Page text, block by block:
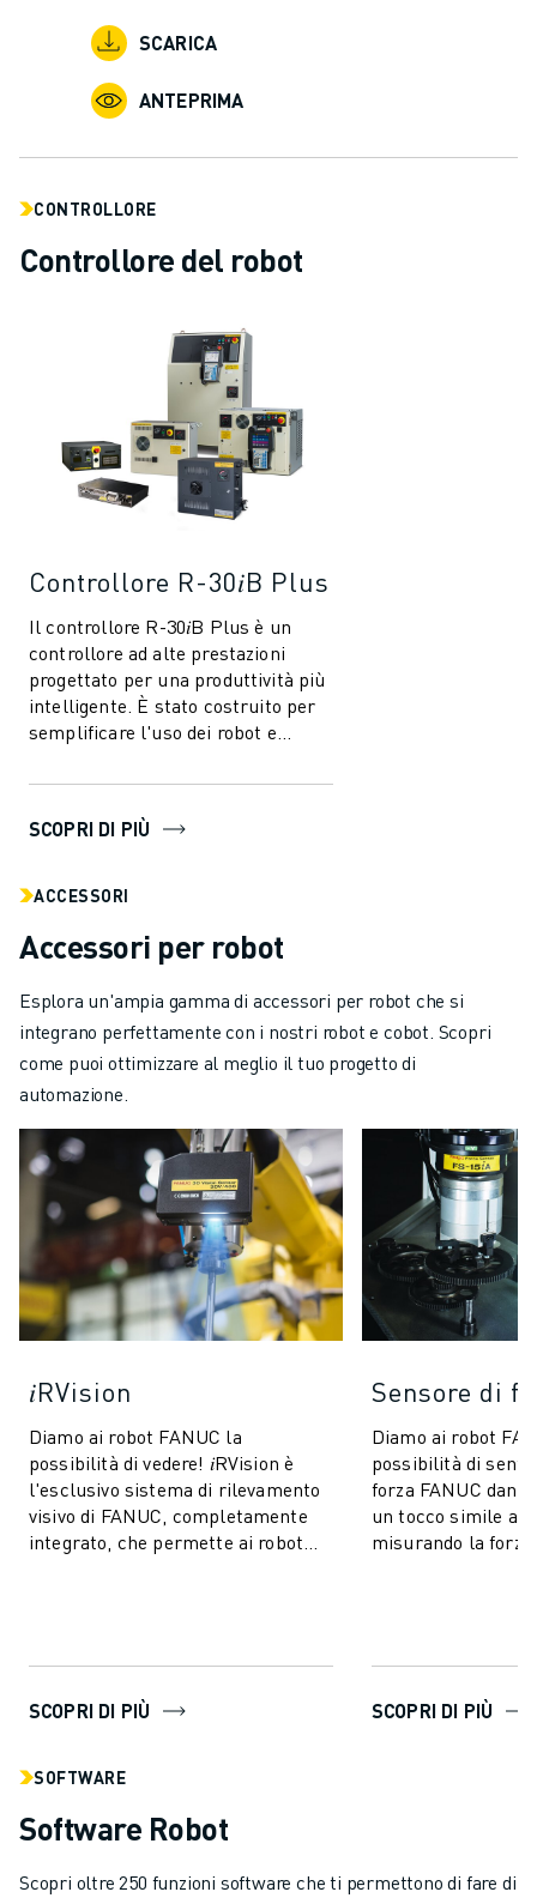
NOTE LEGALI
SCARICA
ANTEPRIMA
CONTROLLORE
Controllore del robot
Controllore R-30𝑖B Plus
Il controllore R-30𝑖B Plus è un
controllore ad alte prestazioni
progettato per una produttività più
intelligente. È stato costruito per
semplificare l'uso dei robot e
SCOPRI DI PIÙ
ACCESSORI
Accessori per robot
Esplora un'ampia gamma di accessori per robot che si
integrano perfettamente con i nostri robot e cobot. Scopri
come puoi ottimizzare al meglio il tuo progetto di
automazione.
𝑖RVision
Diamo ai robot FANUC la
possibilità di vedere! 𝑖RVision è
l'esclusivo sistema di rilevamento
visivo di FANUC, completamente
integrato, che permette ai robot
SCOPRI DI PIÙ
Sensore di
Diamo ai robot
possibilità di
forza FANUC
un tocco simile a
misurando la
SCOPRI DI PIÙ
SOFTWARE
Software Robot
Scopri oltre 250 funzioni software che ti permettono di fare di